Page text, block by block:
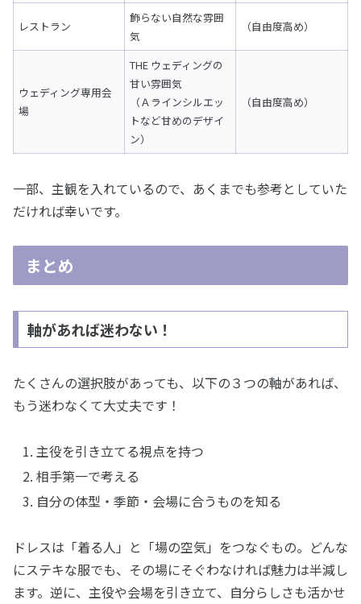
レストラン
飾らない自然な雰囲
気
（自由度高め）
ウェディング専用会
場
THE ウェディングの
甘い雰囲気
（Ａラインシルエッ
トなど甘めのデザイ
ン）
（自由度高め）
一部、主観を入れているので、あくまでも参考としていた
だければ幸いです。
まとめ
軸があれば迷わない！
たくさんの選択肢があっても、以下の３つの軸があれば、
もう迷わなくて大丈夫です！
主役を引き立てる視点を持つ
相手第一で考える
自分の体型・季節・会場に合うものを知る
ドレスは「着る人」と「場の空気」をつなぐもの。どんな
にステキな服でも、その場にそぐわなければ魅力は半減し
ます。逆に、主役や会場を引き立て、自分らしさも活かせ